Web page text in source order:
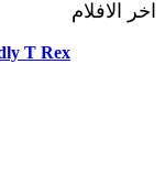
اخر الافلام
T Rex